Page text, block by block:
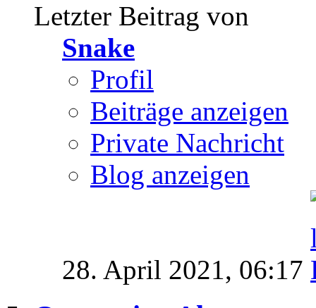
Letzter Beitrag von
Snake
Profil
Beiträge anzeigen
Private Nachricht
Blog anzeigen
28. April 2021, 06:17